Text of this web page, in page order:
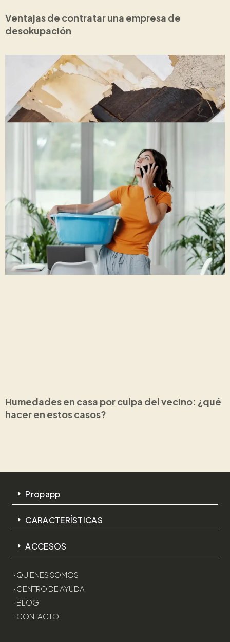
Ventajas de contratar una empresa de
desokupación
Humedades en casa por culpa del vecino: ¿qué
hacer en estos casos?
Propapp
CARACTERÍSTICAS
ACCESOS
· QUIENES SOMOS
· CENTRO DE AYUDA
· BLOG
· CONTACTO